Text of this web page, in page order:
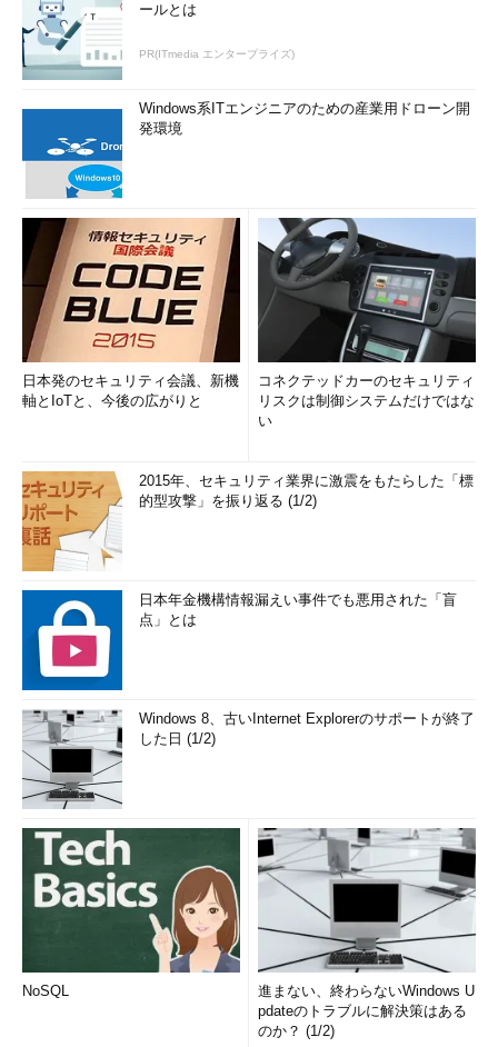
ールとは
PR(ITmedia エンタープライズ)
Windows系ITエンジニアのための産業用ドローン開
発環境
日本発のセキュリティ会議、新機
軸とIoTと、今後の広がりと
コネクテッドカーのセキュリティ
リスクは制御システムだけではな
い
2015年、セキュリティ業界に激震をもたらした「標
的型攻撃」を振り返る (1/2)
日本年金機構情報漏えい事件でも悪用された「盲
点」とは
Windows 8、古いInternet Explorerのサポートが終了
した日 (1/2)
NoSQL
進まない、終わらないWindows U
pdateのトラブルに解決策はある
のか？ (1/2)